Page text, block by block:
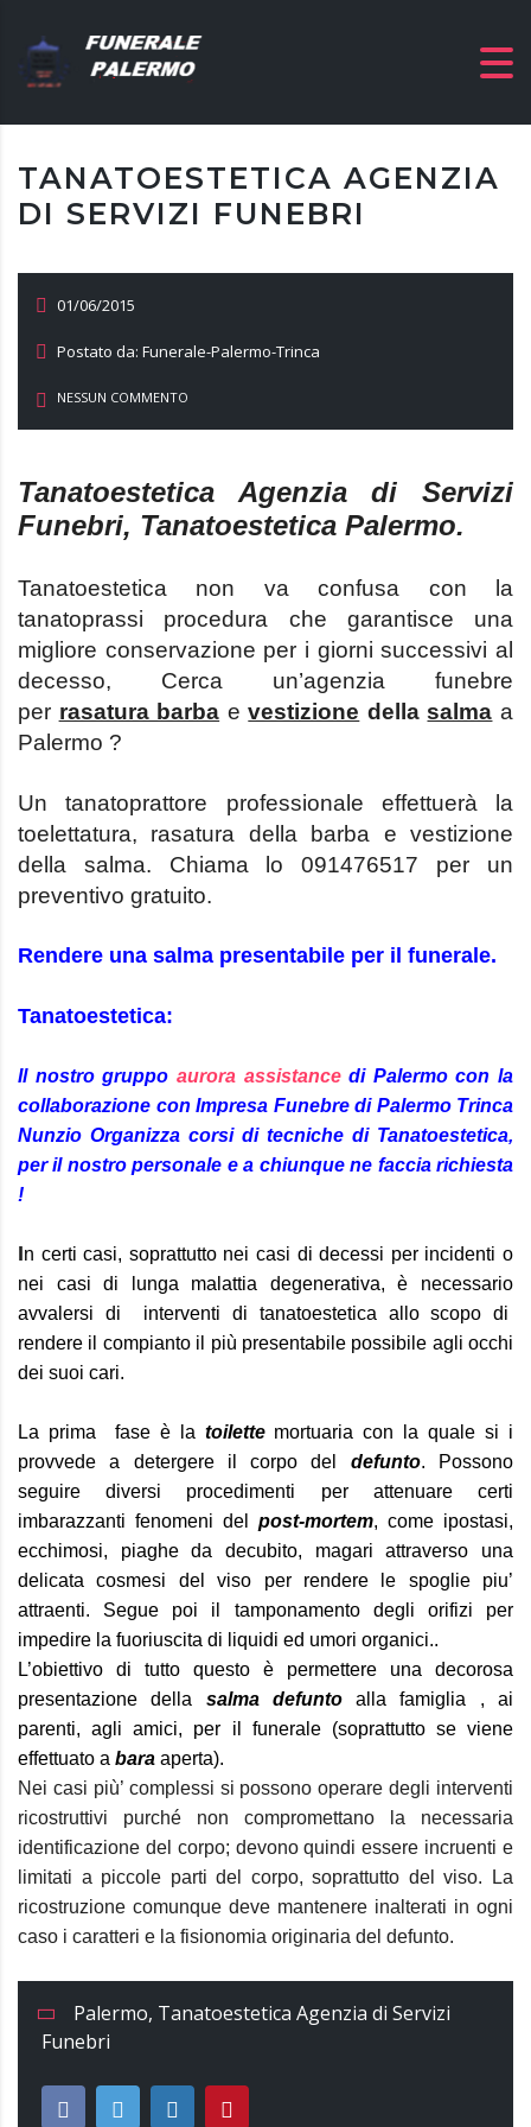
TANATOESTETICA AGENZIA
DI SERVIZI FUNEBRI
01/06/2015
Postato da: Funerale-Palermo-Trinca
NESSUN COMMENTO
Tanatoestetica Agenzia di Servizi
Funebri, Tanatoestetica Palermo.
Tanatoestetica non va confusa con la
tanatoprassi procedura che garantisce una
migliore conservazione per i giorni successivi al
decesso, Cerca un’agenzia funebre
per rasatura barba evestizione dellasalma a
Palermo ?
Un tanatoprattore professionale effettuerà la
toelettatura, rasatura della barba e vestizione
della salma. Chiama lo 091476517 per un
preventivo gratuito.
Rendere una salma presentabile per il funerale.
Tanatoestetica:
Il nostro gruppo aurora assistancedi Palermo con la
collaborazione con Impresa Funebre di Palermo Trinca
Nunzio Organizza corsi di tecniche di Tanatoestetica,
per il nostro personale e a chiunque ne faccia richiesta
!
In certi casi, soprattutto nei casi di decessi per incidenti o
nei casi di lunga malattia degenerativa, è necessario
avvalersi di interventi di tanatoestetica allo scopo di
rendere il compianto il più presentabile possibile agli occhi
dei suoi cari.
La prima fase è la toilettemortuaria con la quale si i
provvede a detergere il corpo del defunto. Possono
seguire diversi procedimenti per attenuare certi
imbarazzanti fenomeni del post-mortem, come ipostasi,
ecchimosi, piaghe da decubito, magari attraverso una
delicata cosmesi del viso per rendere le spoglie piu’
attraenti. Segue poi il tamponamento degli orifizi per
impedire la fuoriuscita di liquidi ed umori organici..
L’obiettivo di tutto questo è permettere una decorosa
presentazione della salma defuntoalla famiglia , ai
parenti, agli amici, per il funerale (soprattutto se viene
effettuato a bara aperta).
Nei casi più’ complessi si possono operare degli interventi
ricostruttivi purché non compromettano la necessaria
identificazione del corpo; devono quindi essere incruenti e
limitati a piccole parti del corpo, soprattutto del viso. La
ricostruzione comunque deve mantenere inalterati in ogni
caso i caratteri e la fisionomia originaria del defunto.
Palermo, Tanatoestetica Agenzia di Servizi
Funebri